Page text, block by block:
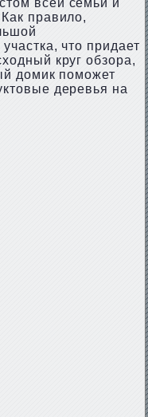
всей семьи и
правило,
что придает
круг обзора,
домик поможет
деревья на